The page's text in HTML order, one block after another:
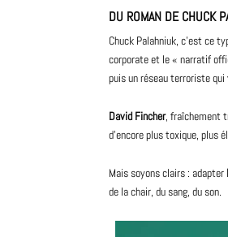
DU ROMAN DE CHUCK
Chuck Palahniuk, c’est ce
corporate et le « narratif
puis un réseau terroriste
David Fincher, fraîchement
d’encore plus toxique, plus
Mais soyons clairs : adapter
de la chair, du sang, du son.